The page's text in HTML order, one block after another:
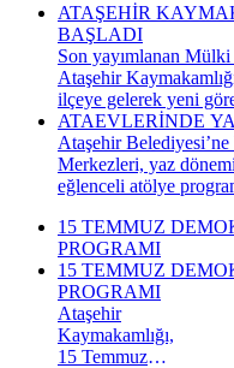
ATAŞEHİR
BAŞLADI
Son yayımlanan
Ataşehir
ilçeye gelerek yeni
ATAEVLERİNDE
Ataşehir
Merkezleri, yaz
eğlenceli atölye
kapsamında çocuklar
keyifli bir yaz dönemi
15 TEMMUZ
PROGRAMI
15 TEMMUZ
PROGRAMI
Ataşehir
Kaymakamlığı,
15 Temmuz